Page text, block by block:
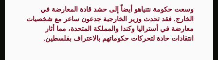
وسعت حكومة نتنياهو أيضاً إلى حشد قادة المعارضة في
الخارج. فقد تحدث وزير الخارجية جدعون ساعر مع شخصيات
معارضة في أستراليا وكندا والمملكة المتحدة، مما أثار
انتقادات حادة لتحركات حكوماتهم بالاعتراف بفلسطين.